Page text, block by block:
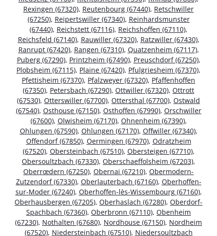
Rexingen (67320), Reutenbourg (67440), Retschwiller
(67250), Reipertswiller (67340), Reinhardsmunster
(67440), Reichstett (67116), Reichshoffen (67110),
Reichsfeld (67140), Rauwiller (67320), Ratzwiller (67430),
Ranrupt (67420), Rangen (67310), Quatzenheim (67117),
Puberg (67290), Printzheim (67490), Preuschdorf (67250),
Plobsheim (67115), Plaine (67420), Pfulgriesheim (67370),
Pfettisheim (67370), Pfalzweyer (67320), Pfaffenhoffen
(67350), Petersbach (67290), Ottwiller (67320), Ottrott
(67530), Otterswiller (67700), Ottersthal (67700), Ostwald
(67540), Osthouse (67150), Osthoffen (67990), Orschwiller
(67600), Olwisheim (67170), Ohnenheim (67390),
Ohlungen (67590), Ohlungen (67170), Offwiller (67340),
Offendorf (67850), Oermingen (67970), Odratzheim
(67520), Obersteinbach (67510), Obersteigen (67710),
Obersoultzbach (67330), Oberschaeffolsheim (67203),
Oberrœdern (67250), Obernai (67210), Obermodern-
Zutzendorf (67330), Oberlauterbach (67160), Oberhoffen-
sur-Moder (67240), Oberhoffen-lès-Wissembourg (67160),
Oberhausbergen (67205), Oberhaslach (67280), Oberdorf-
Spachbach (67360), Oberbronn (67110), Obenheim
(67230), Nothalten (67680), Nordhouse (67150), Nordheim
(67520), Niedersteinbach (67510), Niedersoultzbach